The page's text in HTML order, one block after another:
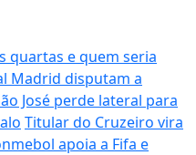
quartas e quem seria
Madrid disputam a
José perde lateral para
Titular do Cruzeiro vira
apoia a Fifa e